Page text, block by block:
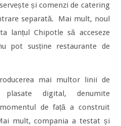
și comenzi de catering
separată. Mai mult, noul
lanțul Chipotle să acceseze
pot susține restaurante de
mai multor linii de
digital, denumite
de față a construit
mult, compania a testat și